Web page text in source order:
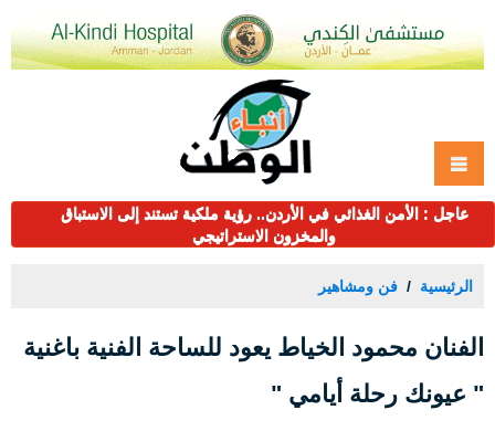
عاجل : الأمن الغذائي في الأردن.. رؤية ملكية تستند إلى الاستباق
والمخزون الاستراتيجي
الرئيسية فن ومشاهير
الفنان محمود الخياط يعود للساحة الفنية باغنية
" عيونك رحلة أيامي "